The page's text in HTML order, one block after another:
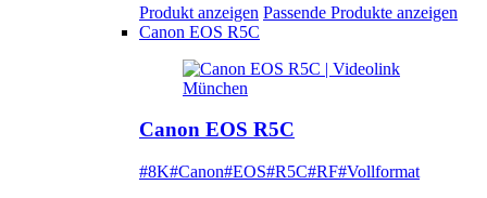
Produkt anzeigen Passende Produkte anzeigen
Canon EOS R5C
Canon EOS R5C
#8K#Canon#EOS#R5C#RF#Vollformat